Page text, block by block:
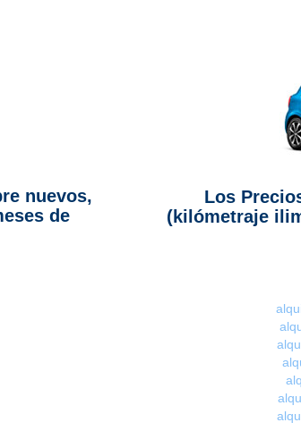
nuevos,
de
Los
(kilómetraje